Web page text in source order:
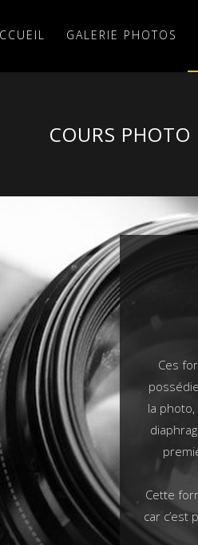
GALERIE PHOTOS
COURS PHOTO
Ces
la
Cette
car c’est